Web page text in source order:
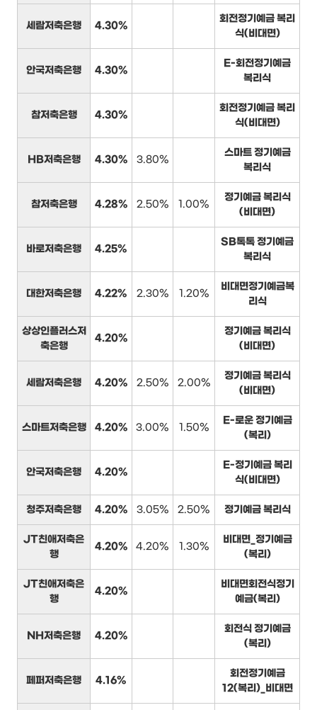
세람저축은행 4.30%
회전정기예금 복리
식(비대면)
안국저축은행 4.30%
E-회전정기예금
복리식
참저축은행 4.30%
회전정기예금 복리
식(비대면)
HB저축은행 4.30% 3.80%
스마트 정기예금
복리식
참저축은행 4.28% 2.50% 1.00%
정기예금 복리식
(비대면)
바로저축은행 4.25%
SB톡톡 정기예금
복리식
대한저축은행 4.22% 2.30% 1.20%
비대면정기예금복
리식
상상인플러스저
축은행
4.20%
정기예금 복리식
(비대면)
세람저축은행 4.20% 2.50% 2.00%
정기예금 복리식
(비대면)
스마트저축은행 4.20% 3.00% 1.50%
E-로운 정기예금
(복리)
안국저축은행 4.20%
E-정기예금 복리
식(비대면)
청주저축은행 4.20% 3.05% 2.50% 정기예금 복리식
JT친애저축은
행
4.20% 4.20% 1.30%
비대면_정기예금
(복리)
JT친애저축은
행
4.20%
비대면회전식정기
예금(복리)
NH저축은행 4.20%
회전식 정기예금
(복리)
페퍼저축은행 4.16%
회전정기예금
12(복리)_비대면